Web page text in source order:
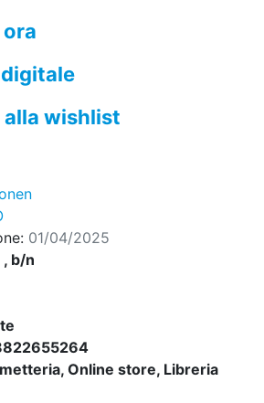
wishlist
01/04/2025
, b/n
Online store, Libreria